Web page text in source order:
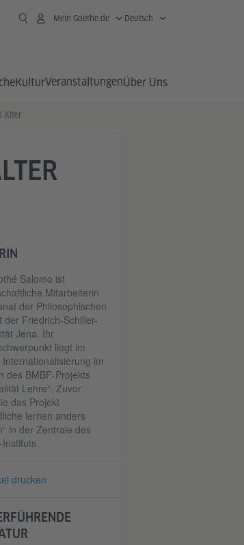
Mein Goethe.de Deutsch
KulturVeranstaltungenÜber Uns
Alter
Salomo ist
Mitarbeiterin
der Philosophischen
der Friedrich-Schiller-
Jena. Ihr
liegt im
Internationalisierung im
des BMBF-Projekts
Lehre“. Zuvor
das Projekt
lernen anders
in der Zentrale des
drucken